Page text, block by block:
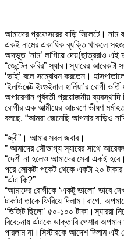
আমাদের প্রফেসরের বাড়ি সিলেটে।
একই নামের একাধিক ব্যক্তি থাকলে
অদ্ভুত ‘নাম’ লাগিয়ে দেয়(ছাত্ররাও এই
“জেন্টেল কবির” স্যার।স্যারের
‘ভাই’ বলে সম্বোধন করতেন।
‘ইনডিরেক্ট ইংগুইনাল হার্নিয়া’র রোগী
অপারেশান পূর্ববর্তী প্রয়োজনীয়
রোগীর এক আত্মীয়ের আচরণে ভীষণ
বলছে, “আমরা জেনেছি আপনার বাড়িও
“জ্বী”। আমার সরল জবাব।
” আমাদের সৌভাগ্য স্যারের সাথে
“দেশী না হলেও আমাদের সেবা একই
পরে লোকটা পকেট থেকে একটা ২০ টাকার
“এটা কি?”
“আমাদের রোগীকে ‘একটু ভালো’ ভাবে
টাকাটা তাকে ফিরিয়ে দিলাম।রাগে,
‘ভিজিট ছিলো’ ৫০-১০০ টাকা।স্যাররা
বিবেচনায় এটাকে ডাক্তারি পেশার
পারলাম না।সিস্টারকে আদেশ দিলাম